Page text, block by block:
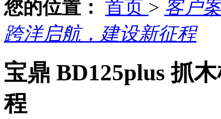
您的位置： 首页 > 客户
跨洋启航，建设新征程
宝鼎 BD125plus 抓
程